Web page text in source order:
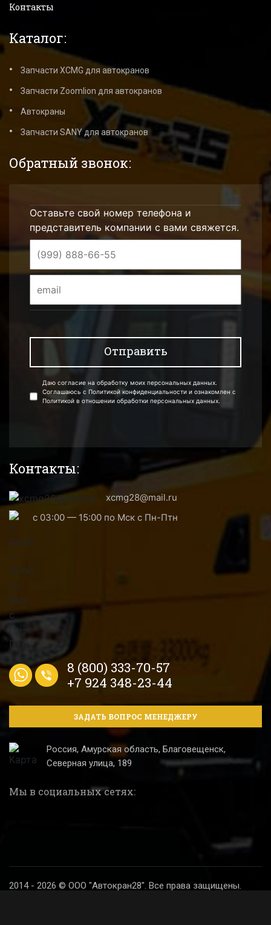
Контакты
Каталог:
Запчасти XCMG для автокранов
Запчасти Zoomlion для автокранов
Автокраны
Запчасти SANY для автокранов
Обратный звонок:
Оставьте свой номер телефона и
представитель компании с вами свяжется.
Даю согласие на обработку моих персональных данных.
Соглашаюсь с Политикой конфиденциальности и ознакомлен с
Политикой в отношении обработки персональных данных.
Контакты:
xcmg28@mail.ru
с 03:00 — 15:00 по Мск с Пн-Птн
8 (800) 333-70-57
+7 924 348-23-44
ЗАДАТЬ ВОПРОС МЕНЕДЖЕРУ
Россия, Амурская область, Благовещенск,
Северная улица, 189
Мы в социальных сетях:
2014 - 2026 © ООО "Автокран28". Все права защищены.